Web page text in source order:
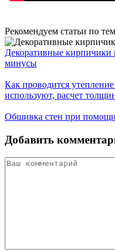
Рекомендуем статьи по
Декоративные кирпичики
минусы
Как проводится
используют, расчет
Обшивка стен при
Добавить